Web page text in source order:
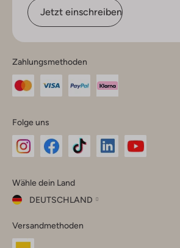
Jetzt einschreiben
Zahlungsmethoden
Folge uns
Instagram
Facebook
TikTok
Wähle dein Land
DEUTSCHLAND
dein
Land
Versandmethoden